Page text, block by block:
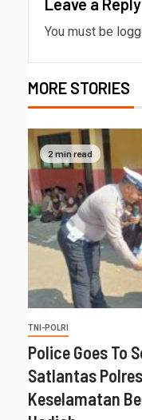
Leave a Reply
You must be
MORE STORIES
2 min read
TNI-POLRI
Police Goes To
Satlantas
Keselamatan